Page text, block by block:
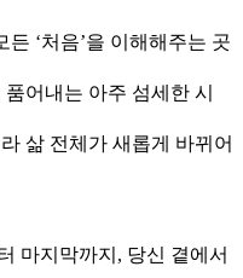
‘처음’을 이해해주는 곳
어내는 아주 섬세한 시
삶 전체가 새롭게 바뀌어
마지막까지, 당신 곁에서